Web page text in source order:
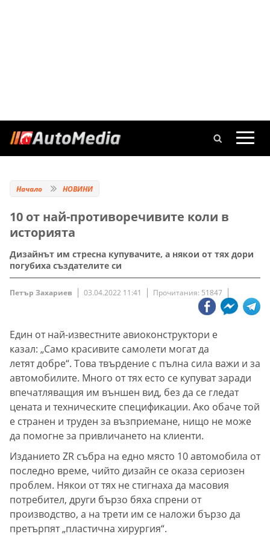
Начало НОВИНИ
10 от най-противоречивите коли в
историята
Дизайнът им стресна купувачите, а някои от тях дори
погубиха създателите си
Петър Захариев 03.04.2022 11:41 Прочитания: 51847
Един от най-известните авиоконструктори е
казал: „Само красивите самолети могат да
летят добре“. Това твърдение с пълна сила важи и за
автомобилите. Много от тях есто се купуват заради
впечатляващия им външен вид, без да се гледат
цената и техническите спецификации. Ако обаче той
е странен и труден за възприемане, нищо не може
да помогне за привличането на клиенти.
Изданието ZR събра на едно място 10 автомобила от
последно време, чийто дизайн се оказа сериозен
проблем. Някои от тях не стигнаха да масовия
потребител, други бързо бяха спрени от
производство, а на трети им се наложи бързо да
претърпят „пластична хирургия“.